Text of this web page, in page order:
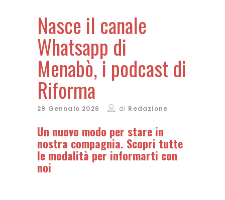
Nasce il canale
Whatsapp di
Menabò, i podcast di
Riforma
29 Gennaio 2026 di Redazione
Un nuovo modo per stare in
nostra compagnia. Scopri tutte
le modalità per informarti con
noi